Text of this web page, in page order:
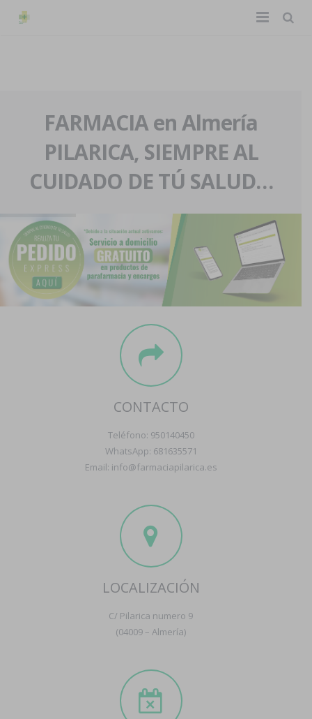
La farmacia
Nuestra historia
Nuestro equipo
Eventos
Servicios y reservas
Pedidos express
Blog
Contacto
Boletín
FARMACIA en Almería
PILARICA, SIEMPRE AL
CUIDADO DE TÚ SALUD…
CONTACTO
Teléfono: 950140450
WhatsApp: 681635571
Email: info@farmaciapilarica.es
LOCALIZACIÓN
C/ Pilarica numero 9
(04009 – Almería)